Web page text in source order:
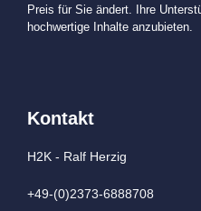
Preis für Sie ändert. Ihre
hochwertige Inhalte anzubieten.
Kontakt
H2K - Ralf Herzig
+49-(0)2373-6888708